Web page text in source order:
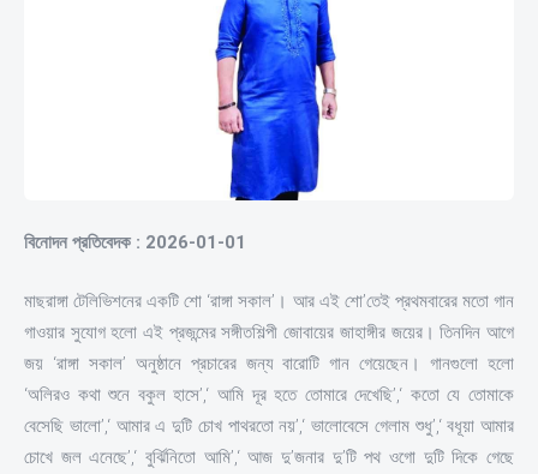
বিনোদন প্রতিবেদক : 2026-01-01
মাছরাঙ্গা টেলিভিশনের একটি শো ‘রাঙ্গা সকাল’। আর এই শো’তেই প্রথমবারের মতো গান
গাওয়ার সুযোগ হলো এই প্রজন্মের সঙ্গীতশিল্পী জোবায়ের জাহাঙ্গীর জয়ের। তিনদিন আগে
জয় ‘রাঙ্গা সকাল’ অনুষ্ঠানে প্রচারের জন্য বারোটি গান গেয়েছেন। গানগুলো হলো
‘অলিরও কথা শুনে বকুল হাসে’,‘ আমি দূর হতে তোমারে দেখেছি’,‘ কতো যে তোমাকে
বেসেছি ভালো’,‘ আমার এ দুটি চোখ পাথরতো নয়’,‘ ভালোবেসে গেলাম শুধু’,‘ বধূয়া আমার
চোখে জল এনেছে’,‘ বুর্ঝিনিতো আমি’,‘ আজ দু’জনার দু’টি পথ ওগো দুটি দিকে গেছে